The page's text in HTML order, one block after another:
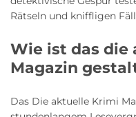
Rätseln und kniffligen
Wie ist das die
Magazin
Das Die aktuelle Krimi